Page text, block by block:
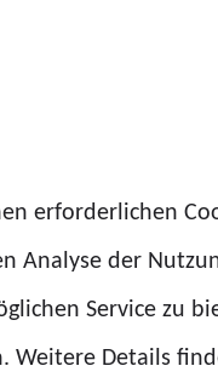
Dienstes.
erforderlichen
Analyse der
Service zu
Weitere Details